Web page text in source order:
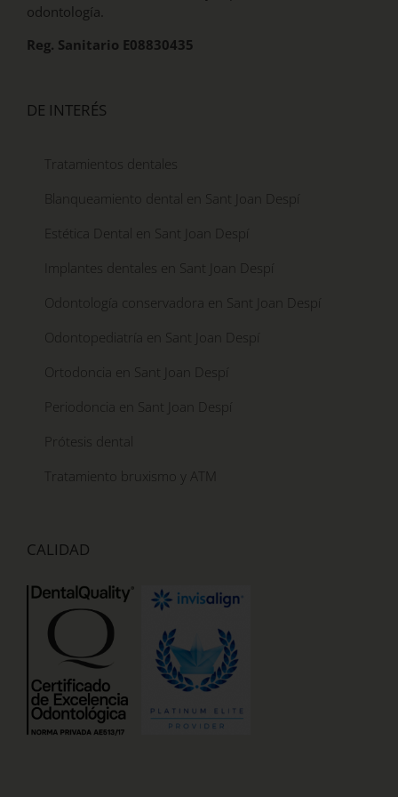
odontología.
Reg. Sanitario E08830435
DE INTERÉS
Tratamientos dentales
Blanqueamiento dental en Sant Joan Despí
Estética Dental en Sant Joan Despí
Implantes dentales en Sant Joan Despí
Odontología conservadora en Sant Joan Despí
Odontopediatría en Sant Joan Despí
Ortodoncia en Sant Joan Despí
Periodoncia en Sant Joan Despí
Prótesis dental
Tratamiento bruxismo y ATM
CALIDAD